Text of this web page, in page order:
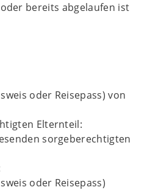
bereits abgelaufen ist
oder Reisepass) von
Elternteil:
sorgeberechtigten
oder Reisepass)